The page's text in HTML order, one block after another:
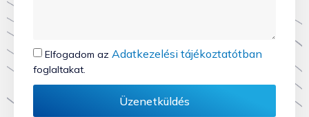
Elfogadom az Adatkezelési tájékoztatótban
foglaltakat.
Üzenetküldés